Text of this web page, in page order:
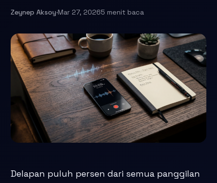
Zeynep Aksoy·Mar 27, 20265 menit baca
Delapan puluh persen dari semua panggilan